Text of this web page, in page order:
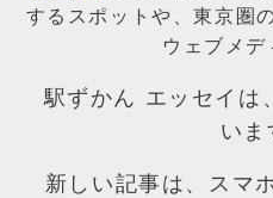
するスポットや、東京圏
ウェブメデ
駅ずかん エッセイは、
いま
新しい記事は、スマ